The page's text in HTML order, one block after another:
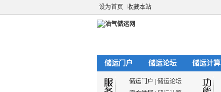
设为首页 收藏本站
储运门户 储运论坛 储运计算
储运门户 储运论坛